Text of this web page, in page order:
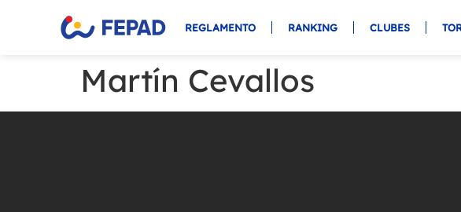
REGLAMENTO RANKING CLUBES
Martín Cevallos